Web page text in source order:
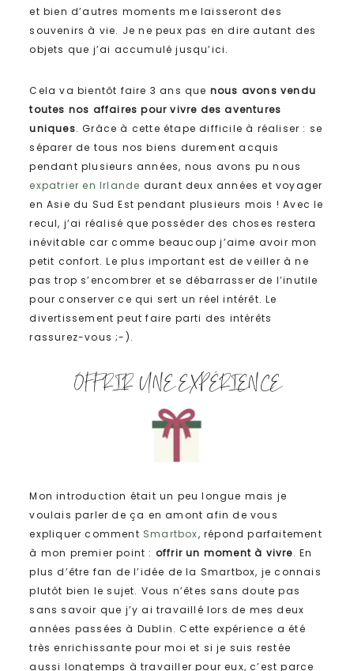
et bien d’autres moments me laisseront des
souvenirs à vie. Je ne peux pas en dire autant des
objets que j’ai accumulé jusqu’ici.
Cela va bientôt faire 3 ans que nous avons vendu
toutes nos affaires pour vivre des aventures
uniques. Grâce à cette étape difficile à réaliser : se
séparer de tous nos biens durement acquis
pendant plusieurs années, nous avons pu nous
expatrier en Irlande durant deux années et voyager
en Asie du Sud Est pendant plusieurs mois ! Avec le
recul, j’ai réalisé que posséder des choses restera
inévitable car comme beaucoup j’aime avoir mon
petit confort. Le plus important est de veiller à ne
pas trop s’encombrer et se débarrasser de l’inutile
pour conserver ce qui sert un réel intérêt. Le
divertissement peut faire parti des intérêts
rassurez-vous ;-).
OFFRIR UNE EXPÉRIENCE
Mon introduction était un peu longue mais je
voulais parler de ça en amont afin de vous
expliquer comment Smartbox, répond parfaitement
à mon premier point : offrir un moment à vivre. En
plus d’être fan de l’idée de la Smartbox, je connais
plutôt bien le sujet. Vous n’êtes sans doute pas
sans savoir que j’y ai travaillé lors de mes deux
années passées à Dublin. Cette expérience a été
très enrichissante pour moi et si je suis restée
aussi longtemps à travailler pour eux, c’est parce